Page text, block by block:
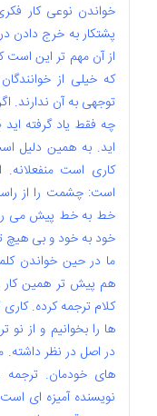
خواندن نوعی کار
پشتکار به خرج دادن
از آن مهم تر این است
که خیلی از
توجهی به آن ندارند.
چه فقط یاد گرفته اید
اید. به همین دلیل
کاری است منفعلانه.
است: چشمت را از
خط به خط پیش می روی
خود به خود و بی هیچ
ما در حین خواندن
هم پیش تر همین کار
کلام ترجمه کرده.
ها را بخوانیم و از
در اصل در نظر داشته.
های خودمان. ترجمه
نویسنده آمیزه ای